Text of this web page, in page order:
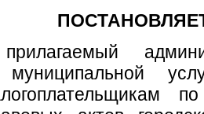
муниципальной